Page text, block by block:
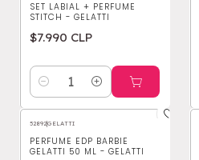
SET LABIAL + PERFUME
STITCH - GELATTI
$7.990 CLP
Cantidad
52892|GELATTI
PERFUME EDP BARBIE
GELATTI 50 ML - GELATTI